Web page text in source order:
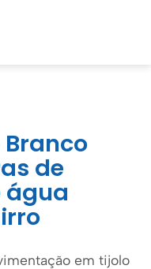
de
água
em tijolo